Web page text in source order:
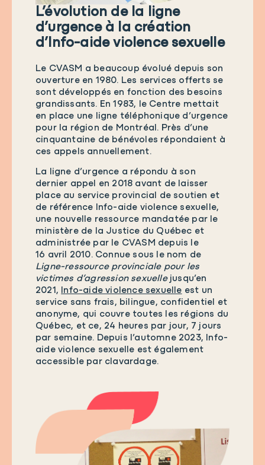
L’évolution de la ligne
d’urgence à la création
d’Info-aide violence sexuelle
Le CVASM a beaucoup évolué depuis son
ouverture en 1980. Les services offerts se
sont développés en fonction des besoins
grandissants. En 1983, le Centre mettait
en place une ligne téléphonique d’urgence
pour la région de Montréal. Près d’une
cinquantaine de bénévoles répondaient à
ces appels annuellement.
La ligne d’urgence a répondu à son
dernier appel en 2018 avant de laisser
place au service provincial de soutien et
de référence Info-aide violence sexuelle,
une nouvelle ressource mandatée par le
ministère de la Justice du Québec et
administrée par le CVASM depuis le
16 avril 2010. Connue sous le nom de
Ligne-ressource provinciale pour les
victimes d’agression sexuellejusqu’en
2021, Info-aide violence sexuelle est un
service sans frais, bilingue, confidentiel et
anonyme, qui couvre toutes les régions du
Québec, et ce, 24 heures par jour, 7 jours
par semaine. Depuis l’automne 2023, Info-
aide violence sexuelle est également
accessible par clavardage.